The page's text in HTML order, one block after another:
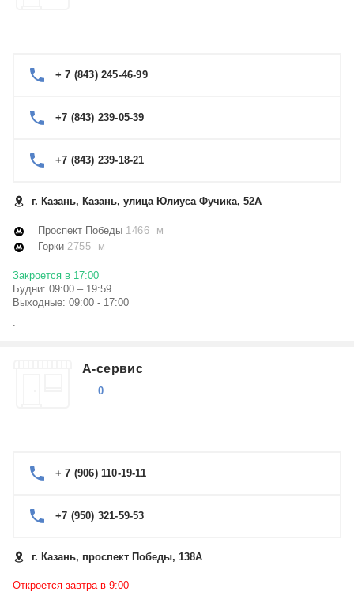
+ 7 (843) 245-46-99
+7 (843) 239-05-39
+7 (843) 239-18-21
г. Казань, Казань, улица Юлиуса Фучика, 52А
Проспект Победы 1466 м
Горки 2755 м
Закроется в 17:00
Будни: 09:00 – 19:59
Выходные: 09:00 - 17:00
.
А-сервис
0
+ 7 (906) 110-19-11
+7 (950) 321-59-53
г. Казань, проспект Победы, 138А
Откроется завтра в 9:00